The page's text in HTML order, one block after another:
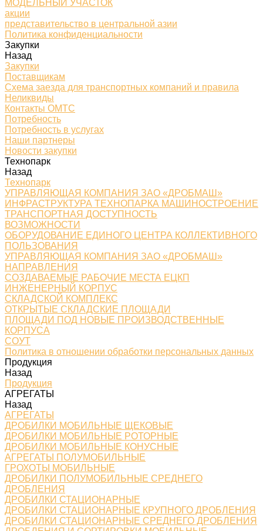
МОДЕЛЬНЫЙ УЧАСТОК
акции
представительство в центральной азии
Политика конфиденциальности
Закупки
Назад
Закупки
Поставщикам
Схема заезда для транспортных компаний и правила
Неликвиды
Контакты ОМТС
Потребность
Потребность в услугах
Наши партнеры
Новости закупки
Технопарк
Назад
Технопарк
УПРАВЛЯЮЩАЯ КОМПАНИЯ ЗАО «ДРОБМАШ»
ИНФРАСТРУКТУРА ТЕХНОПАРКА МАШИНОСТРОЕНИЕ
ТРАНСПОРТНАЯ ДОСТУПНОСТЬ
ВОЗМОЖНОСТИ
ОБОРУДОВАНИЕ ЕДИНОГО ЦЕНТРА КОЛЛЕКТИВНОГО
ПОЛЬЗОВАНИЯ
УПРАВЛЯЮЩАЯ КОМПАНИЯ ЗАО «ДРОБМАШ»
НАПРАВЛЕНИЯ
СОЗДАВАЕМЫЕ РАБОЧИЕ МЕСТА ЕЦКП
ИНЖЕНЕРНЫЙ КОРПУС
СКЛАДСКОЙ КОМПЛЕКС
ОТКРЫТЫЕ СКЛАДСКИЕ ПЛОЩАДИ
ПЛОЩАДИ ПОД НОВЫЕ ПРОИЗВОДСТВЕННЫЕ
КОРПУСА
СОУТ
Политика в отношении обработки персональных данных
Продукция
Назад
Продукция
АГРЕГАТЫ
Назад
АГРЕГАТЫ
ДРОБИЛКИ МОБИЛЬНЫЕ ЩЕКОВЫЕ
ДРОБИЛКИ МОБИЛЬНЫЕ РОТОРНЫЕ
ДРОБИЛКИ МОБИЛЬНЫЕ КОНУСНЫЕ
АГРЕГАТЫ ПОЛУМОБИЛЬНЫЕ
ГРОХОТЫ МОБИЛЬНЫЕ
ДРОБИЛКИ ПОЛУМОБИЛЬНЫЕ СРЕДНЕГО
ДРОБЛЕНИЯ
ДРОБИЛКИ СТАЦИОНАРНЫЕ
ДРОБИЛКИ СТАЦИОНАРНЫЕ КРУПНОГО ДРОБЛЕНИЯ
ДРОБИЛКИ СТАЦИОНАРНЫЕ СРЕДНЕГО ДРОБЛЕНИЯ